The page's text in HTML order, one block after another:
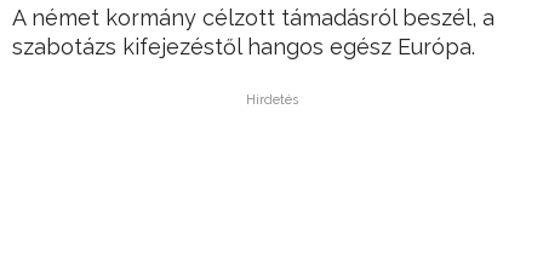
A német kormány célzott támadásról beszél, a
szabotázs kifejezéstől hangos egész Európa.
Hirdetés